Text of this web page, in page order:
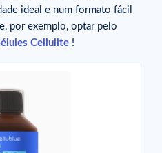
ideal e num formato fácil
por exemplo, optar pelo
Cellulite !